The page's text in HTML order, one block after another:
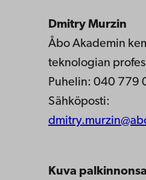
Dmitry Murzin
Åbo Akademin
teknologian
Puhelin: 040 779
Sähköposti:
Kuva